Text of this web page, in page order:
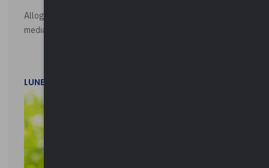
Alloggi di Edilizia Residenziale Pubblica - Vendita all'asta
mediante procedura asincrona telematica
LUNEDì 20 LUGLIO 2026